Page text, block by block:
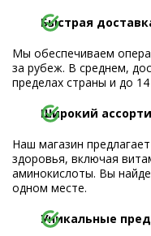
Быстрая
Мы обеспечиваем
за рубеж. В среднем,
пределах страны и до
Широкий
Наш магазин
здоровья, включая
аминокислоты. Вы
одном месте.
Уникальные